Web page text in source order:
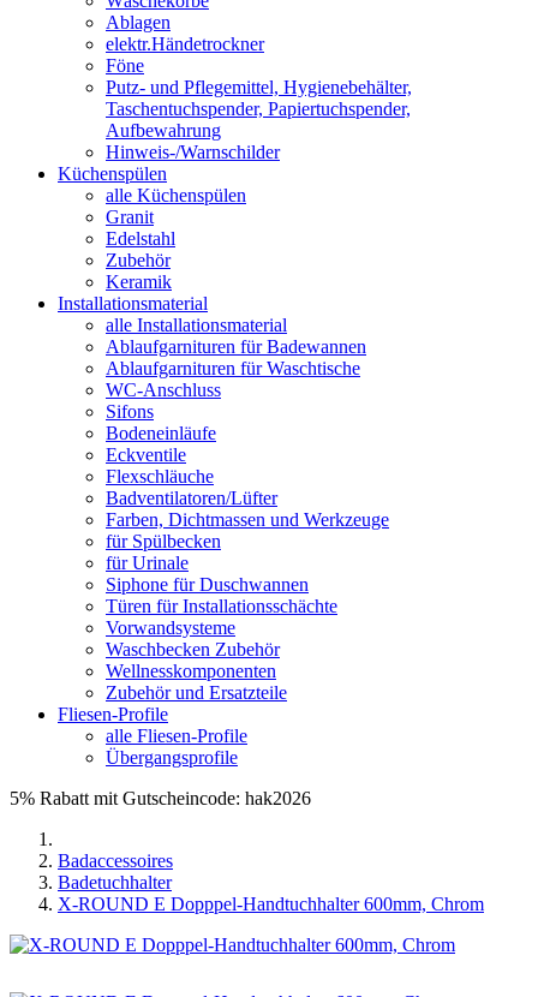
Ablagen
elektr.Händetrockner
Föne
Putz- und Pflegemittel, Hygienebehälter,
Taschentuchspender, Papiertuchspender,
Aufbewahrung
Hinweis-/Warnschilder
Küchenspülen
alle Küchenspülen
Granit
Edelstahl
Zubehör
Keramik
Installationsmaterial
alle Installationsmaterial
Ablaufgarnituren für Badewannen
Ablaufgarnituren für Waschtische
WC-Anschluss
Sifons
Bodeneinläufe
Eckventile
Flexschläuche
Badventilatoren/Lüfter
Farben, Dichtmassen und Werkzeuge
für Spülbecken
für Urinale
Siphone für Duschwannen
Türen für Installationsschächte
Vorwandsysteme
Waschbecken Zubehör
Wellnesskomponenten
Zubehör und Ersatzteile
Fliesen-Profile
alle Fliesen-Profile
Übergangsprofile
5% Rabatt mit Gutscheincode: hak2026
Badaccessoires
Badetuchhalter
X-ROUND E Dopppel-Handtuchhalter 600mm, Chrom